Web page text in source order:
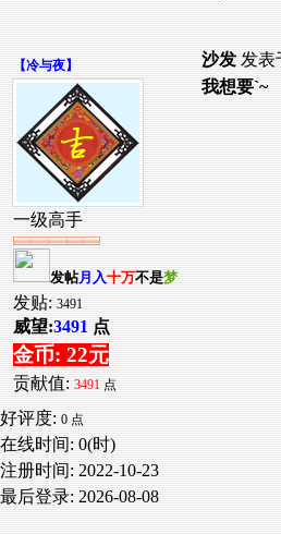
【冷与夜】
一级高手
发帖月入十万不是梦
发贴: 3491
威望:3491 点
金币: 22元
贡献值: 3491 点
好评度: 0 点
在线时间: 0(时)
注册时间: 2022-10-23
最后登录: 2026-08-08
沙发 发表
我想要`~